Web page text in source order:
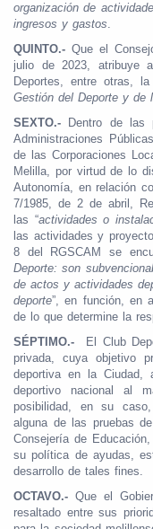
organización de
ingresos y gastos.
QUINTO.- Que el
julio de 2023, atribuye
Deportes, entre otras,
Gestión del Deporte y de
SEXTO.- Dentro de las
Administraciones
de las Corporaciones
Melilla, por virtud de lo
Autonomía, en relación
7/1985, de 2 de abril,
las “actividades o
las actividades y
8 del RGSCAM se
Deporte: son
de actos y actividades
deporte”, en función, en
de lo que determine la
SÉPTIMO.- El Club
privada, cuya objetivo
deportiva en la Ciudad,
deportivo nacional al
posibilidad, en su
alguna de las pruebas
Consejería de
su política de ayudas,
desarrollo de tales fines.
OCTAVO.- Que el
resaltado entre sus